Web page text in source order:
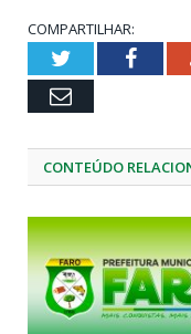
COMPARTILHAR:
Twitter
Email
CONTEÚDO